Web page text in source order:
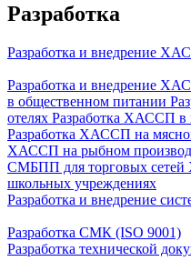
Разработка
Разработка и внедрение
Разработка и внедрение
в общественном питании
отелях Разработка ХАССП в
Разработка ХАССП на
ХАССП на рыбном
СМБПП для торговых сетей
школьных учреждениях
Разработка и внедрение
Разработка СМК (ISO 9001)
Разработка технической